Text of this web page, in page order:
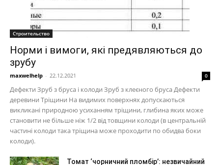
Строительство
Норми і вимоги, які предявляються до
зрубу
maxwelhelp - 22.12.2021 0
Дефекти Зруб з бруса і колоди Зруб з клеєного бруса Дефекти
деревини Тріщини На видимих поверхнях допускаються
викликані природною усиханням тріщини, глибина яких може
становити не більше ніж 1/2 від товщини колоди (в центральній
частині колоди така тріщина може проходити по обидва боки
колоди).
Томат ‘чорничний пломбір’: незвичайний